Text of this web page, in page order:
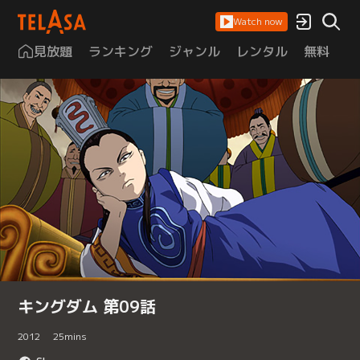
Watch now
見放題 ランキング ジャンル レンタル 無料
キングダム 第09話
2012 25mins